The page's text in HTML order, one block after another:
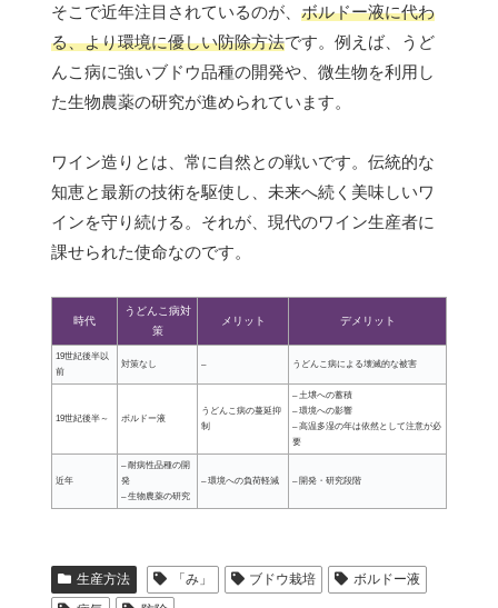
そこで近年注目されているのが、 ボルドー液に代わ
る、より環境に優しい防除方法です。例えば、うど
んこ病に強いブドウ品種の開発や、微生物を利用し
た生物農薬の研究が進められています。
ワイン造りとは、常に自然との戦いです。伝統的な
知恵と最新の技術を駆使し、未来へ続く美味しいワ
インを守り続ける。それが、現代のワイン生産者に
課せられた使命なのです。
時代
うどんこ病対
策
メリット デメリット
19世紀後半以
前
対策なし – うどんこ病による壊滅的な被害
19世紀後半～ ボルドー液
うどんこ病の蔓延抑
制
– 土壌への蓄積
– 環境への影響
– 高温多湿の年は依然として注意が必
要
近年
– 耐病性品種の開
発
– 生物農薬の研究
– 環境への負荷軽減 – 開発・研究段階
生産方法 「み」 ブドウ栽培
ボルドー液